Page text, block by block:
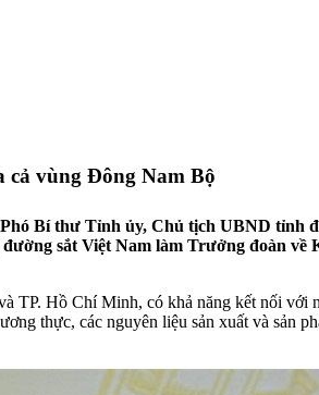
cả vùng Đông Nam Bộ
Bí thư Tỉnh ủy, Chủ tịch UBND tỉnh
sắt Việt Nam làm Trưởng đoàn về
Hồ Chí Minh, có khả ​năng kết nối với
thực, các nguyên liệu sản xuất và